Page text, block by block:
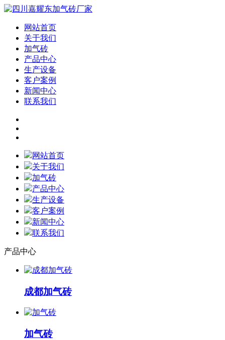
网站首页
关于我们
加气砖
产品中心
生产设备
客户案例
新闻中心
联系我们
网站首页
关于我们
加气砖
产品中心
生产设备
客户案例
新闻中心
联系我们
产品中心
成都加气砖
加气砖